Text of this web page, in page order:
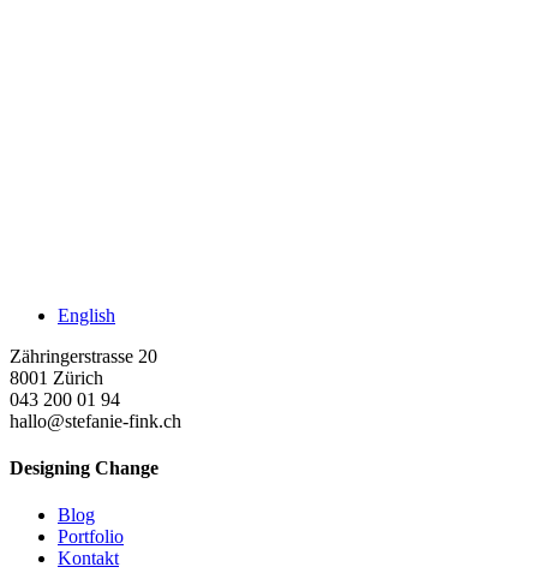
English
Zähringerstrasse 20
8001 Zürich
043 200 01 94
hallo@stefanie-fink.ch
Designing Change
Blog
Portfolio
Kontakt